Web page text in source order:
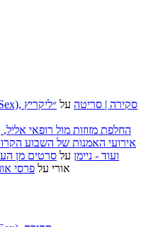
״בוסית בהפרעה״ (I Want Your Sex), סקירה | סריטה על ״ליקריץ
אירועי האמנות של השבוע
ועוד - ניימן על סרטים מן
אורי על פרסי אופיר 2026: